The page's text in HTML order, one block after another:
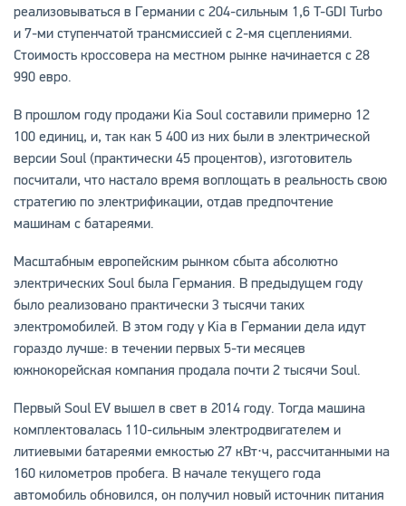
реализовываться в Германии с 204-сильным 1,6 T-GDI Turbo
и 7-ми ступенчатой трансмиссией с 2-мя сцеплениями.
Стоимость кроссовера на местном рынке начинается с 28
990 евро.
В прошлом году продажи Kia Soul составили примерно 12
100 единиц, и, так как 5 400 из них были в электрической
версии Soul (практически 45 процентов), изготовитель
посчитали, что настало время воплощать в реальность свою
стратегию по электрификации, отдав предпочтение
машинам с батареями.
Масштабным европейским рынком сбыта абсолютно
электрических Soul была Германия. В предыдущем году
было реализовано практически 3 тысячи таких
электромобилей. В этом году у Kia в Германии дела идут
гораздо лучше: в течении первых 5-ти месяцев
южнокорейская компания продала почти 2 тысячи Soul.
Первый Soul EV вышел в свет в 2014 году. Тогда машина
комплектовалась 110-сильным электродвигателем и
литиевыми батареями емкостью 27 кВт⋅ч, рассчитанными на
160 километров пробега. В начале текущего года
автомобиль обновился, он получил новый источник питания